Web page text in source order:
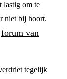
lastig om te
niet bij hoort.
forum van
tegelijk